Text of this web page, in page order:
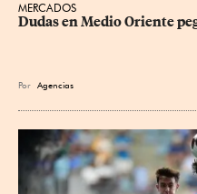
MERCADOS
Dudas en Medio Oriente
Por Agencias